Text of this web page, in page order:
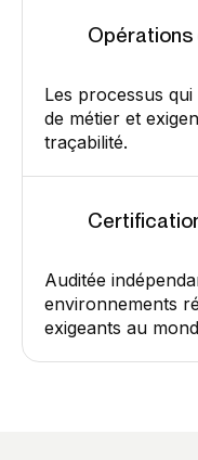
Les processus
de métier et
traçabilité.
Auditée
environnements
exigeants au